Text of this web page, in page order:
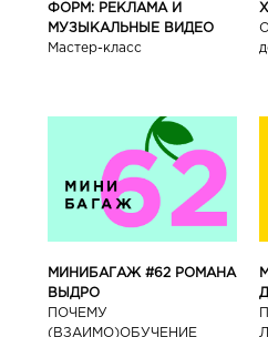
ФОРМ: РЕКЛАМА И
МУЗЫКАЛЬНЫЕ ВИДЕО
Мастер-класс
МИНИБАГАЖ #62 РОМАНА
ВЫДРО
ПОЧЕМУ
(ВЗАИМО)ОБУЧЕНИЕ